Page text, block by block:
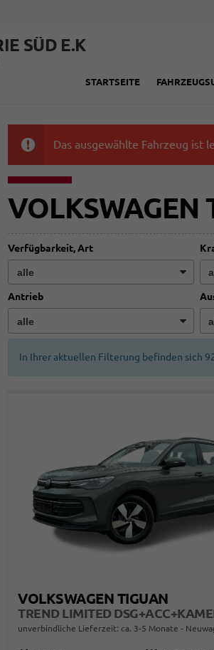
SÜD E.K
STARTSEITE
Das ausgewählte Fahrzeug ist
VOLKSWAGEN
Verfügbarkeit, Art
Antrieb
In Ihrer aktuellen Filterung befinden sich
VOLKSWAGEN TIGUAN
unverbindliche Lieferzeit: ca. 3-5 Monate